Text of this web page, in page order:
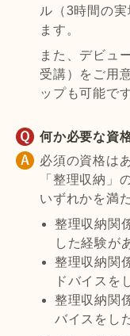
ル（3時間の
ます。
また、デビュ
受講）をご用
ップも可能です
何か必要な資
必須の資格は
「整理収納」
いずれかを満
整理収納関
した経験が
整理収納関
ドバイスを
整理収納関
バイスをし